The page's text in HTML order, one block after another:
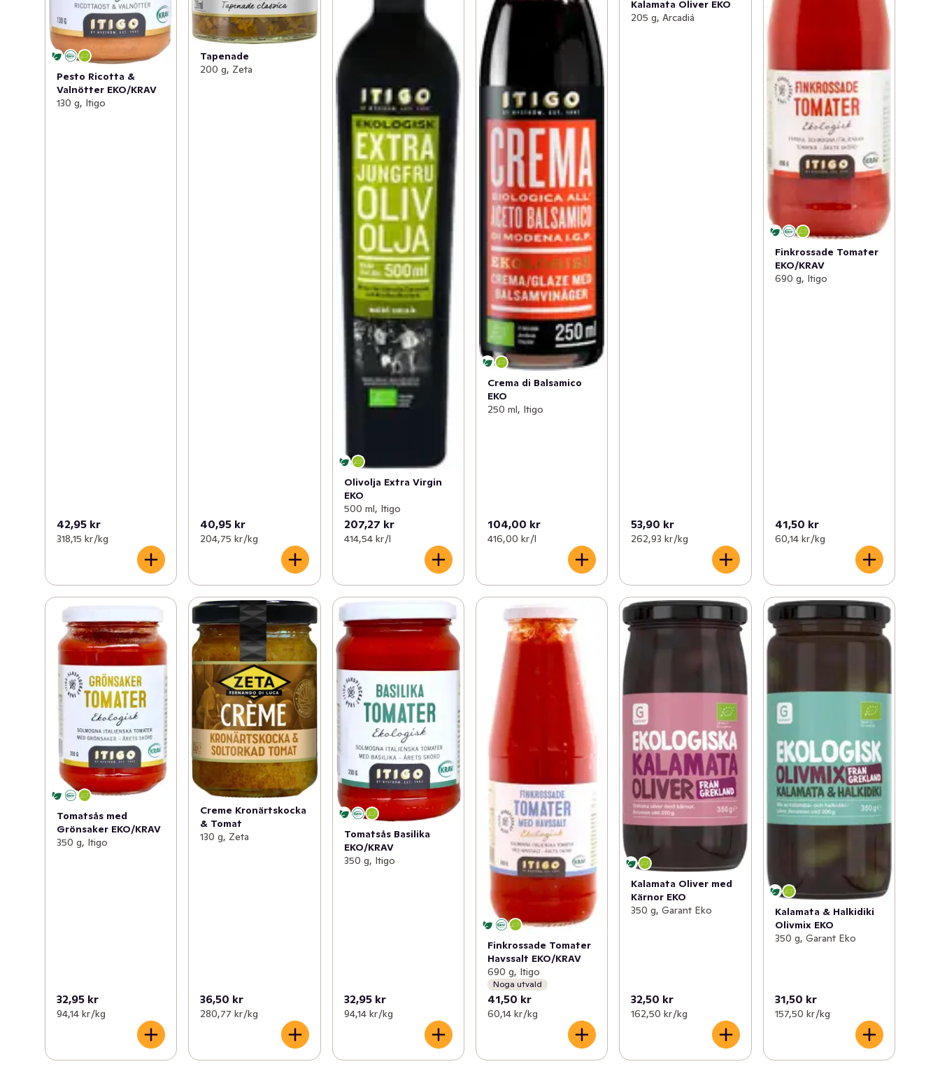
Pesto Ricotta &
Valnötter EKO/KRAV
130 g, Itigo
42,95 kr
318,15 kr /kg
Tapenade
200 g, Zeta
40,95 kr
204,75 kr /kg
Olivolja Extra Virgin
EKO
500 ml, Itigo
207,27 kr
414,54 kr /l
Crema di Balsamico
EKO
250 ml, Itigo
104,00 kr
416,00 kr /l
Kalamata Oliver EKO
205 g, Arcadiá
53,90 kr
262,93 kr /kg
Finkrossade Tomater
EKO/KRAV
690 g, Itigo
41,50 kr
60,14 kr /kg
Tomatsås med
Grönsaker EKO/KRAV
350 g, Itigo
32,95 kr
94,14 kr /kg
Creme Kronärtskocka
& Tomat
130 g, Zeta
36,50 kr
280,77 kr /kg
Tomatsås Basilika
EKO/KRAV
350 g, Itigo
32,95 kr
94,14 kr /kg
Finkrossade Tomater
Havssalt EKO/KRAV
690 g, Itigo
Noga utvald
41,50 kr
60,14 kr /kg
Kalamata Oliver med
Kärnor EKO
350 g, Garant Eko
32,50 kr
162,50 kr /kg
Kalamata & Halkidiki
Olivmix EKO
350 g, Garant Eko
31,50 kr
157,50 kr /kg